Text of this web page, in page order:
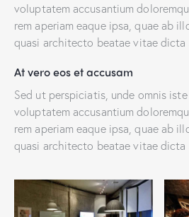
voluptatem accusantium
rem aperiam eaque ipsa, quae ab
quasi architecto beatae vitae dicta
At vero eos et accusam
Sed ut perspiciatis, unde omnis
voluptatem accusantium
rem aperiam eaque ipsa, quae ab
quasi architecto beatae vitae dicta